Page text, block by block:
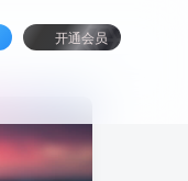
开通会员